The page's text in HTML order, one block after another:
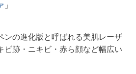
」
ンの進化版と呼ばれる美肌レーザ
ビ跡・ニキビ・赤ら顔など幅広い